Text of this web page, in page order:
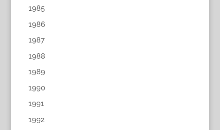
1985
1986
1987
1988
1989
1990
1991
1992